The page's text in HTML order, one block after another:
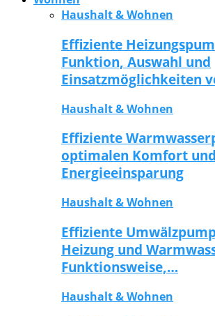
Haushalt & Wohnen
Effiziente
Funktion, Auswahl und
Einsatzmöglichkeiten
Haushalt & Wohnen
Effiziente
optimalen Komfort und
Energieeinsparung
Haushalt & Wohnen
Effiziente
Heizung und
Funktionsweise,…
Haushalt & Wohnen